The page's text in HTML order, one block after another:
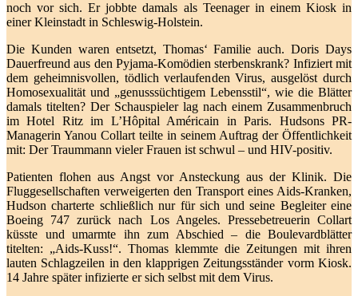
noch vor sich. Er jobbte damals als Teenager in einem Kiosk in
einer Kleinstadt in Schleswig-Holstein.
Die Kunden waren entsetzt, Thomas‘ Familie auch. Doris Days
Dauerfreund aus den Pyjama-Komödien sterbenskrank? Infiziert mit
dem geheimnisvollen, tödlich verlaufenden Virus, ausgelöst durch
Homosexualität und „genusssüchtigem Lebensstil“, wie die Blätter
damals titelten? Der Schauspieler lag nach einem Zusammenbruch
im Hotel Ritz im L’Hôpital Américain in Paris. Hudsons PR-
Managerin Yanou Collart teilte in seinem Auftrag der Öffentlichkeit
mit: Der Traummann vieler Frauen ist schwul – und HIV-positiv.
Patienten flohen aus Angst vor Ansteckung aus der Klinik. Die
Fluggesellschaften verweigerten den Transport eines Aids-Kranken,
Hudson charterte schließlich nur für sich und seine Begleiter eine
Boeing 747 zurück nach Los Angeles. Pressebetreuerin Collart
küsste und umarmte ihn zum Abschied – die Boulevardblätter
titelten: „Aids-Kuss!“. Thomas klemmte die Zeitungen mit ihren
lauten Schlagzeilen in den klapprigen Zeitungsständer vorm Kiosk.
14 Jahre später infizierte er sich selbst mit dem Virus.